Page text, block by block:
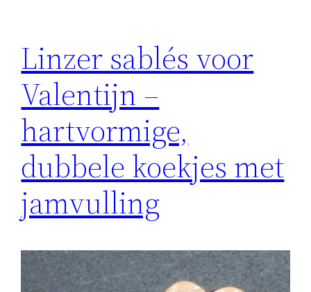
Linzer sablés voor
Valentijn –
hartvormige,
dubbele koekjes met
jamvulling